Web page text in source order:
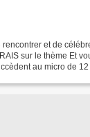
et de
sur le thème Et
au micro de